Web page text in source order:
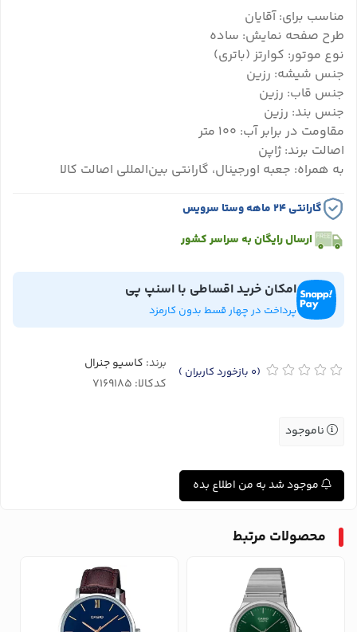
مناسب برای: آقایان
طرح صفحه نمایش: ساده
نوع موتور: کوارتز (باتری)
جنس شیشه: رزین
جنس قاب: رزین
جنس بند: رزین
مقاومت در برابر آب: 100 متر
اصالت برند: ژاپن
به همراه: جعبه اورجینال، گارانتی بین‌المللی اصالت کالا
گارانتی ۲۴ ماهه وستا سرویس
ارسال رایگان به سراسر کشور
امکان خرید اقساطی با اسنپ پی
پرداخت در چهار قسط بدون کارمزد
(0 بازخورد کاربران ) برند: کاسیو جنرال
کدکالا:
ناموجود
موجود شد به من اطلاع بده
محصولات مرتبط